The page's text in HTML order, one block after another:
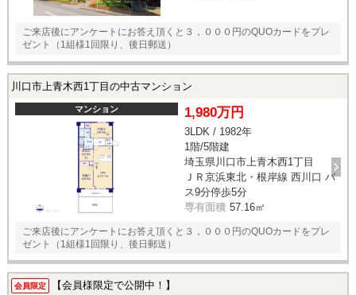
ご来店後にアンケートにお答え頂くと３，０００円のQUOカードをプレ
ゼント（1組様1回限り、後日郵送）
川口市上青木西1丁目の中古マンション
マンション 1,980万円
3LDK / 1982年
1階/5階建
埼玉県川口市上青木西1丁目
ＪＲ京浜東北・根岸線 西川口 バ
ス9分停歩5分
専有面積 57.16㎡
ご来店後にアンケートにお答え頂くと３，０００円のQUOカードをプレ
ゼント（1組様1回限り、後日郵送）
会員限定 【会員様限定で公開中！】